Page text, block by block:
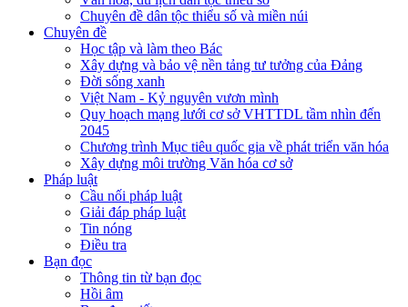
Chuyên đề dân tộc thiểu số và miền núi
Chuyên đề
Học tập và làm theo Bác
Xây dựng và bảo vệ nền tảng tư tưởng của Đảng
Đời sống xanh
Việt Nam - Kỷ nguyên vươn mình
Quy hoạch mạng lưới cơ sở VHTTDL tầm nhìn đến
2045
Chương trình Mục tiêu quốc gia về phát triển văn hóa
Xây dựng môi trường Văn hóa cơ sở
Pháp luật
Cầu nối pháp luật
Giải đáp pháp luật
Tin nóng
Điều tra
Bạn đọc
Thông tin từ bạn đọc
Hồi âm